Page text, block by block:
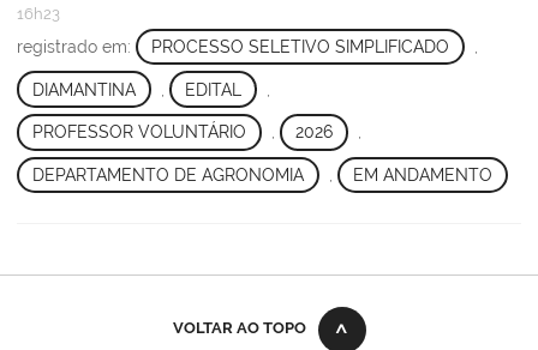
16h23
registrado em: PROCESSO SELETIVO SIMPLIFICADO
DIAMANTINA EDITAL
PROFESSOR VOLUNTÁRIO , 2026 ,
DEPARTAMENTO DE AGRONOMIA EM ANDAMENTO
VOLTAR AO TOPO